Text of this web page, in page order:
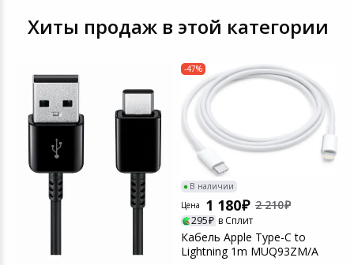
Хиты продаж в этой категории
-47%
В наличии
Цена
1 180 2 210
295 в Сплит
Кабель Apple Type-C to
Lightning 1m MUQ93ZM/A